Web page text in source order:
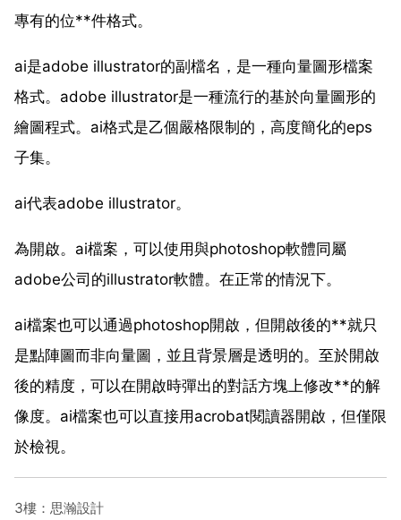
專有的位**件格式。
ai是adobe illustrator的副檔名，是一種向量圖形檔案
格式。adobe illustrator是一種流行的基於向量圖形的
繪圖程式。ai格式是乙個嚴格限制的，高度簡化的eps
子集。
ai代表adobe illustrator。
為開啟。ai檔案，可以使用與photoshop軟體同屬
adobe公司的illustrator軟體。在正常的情況下。
ai檔案也可以通過photoshop開啟，但開啟後的**就只
是點陣圖而非向量圖，並且背景層是透明的。至於開啟
後的精度，可以在開啟時彈出的對話方塊上修改**的解
像度。ai檔案也可以直接用acrobat閱讀器開啟，但僅限
於檢視。
3樓：思瀚設計